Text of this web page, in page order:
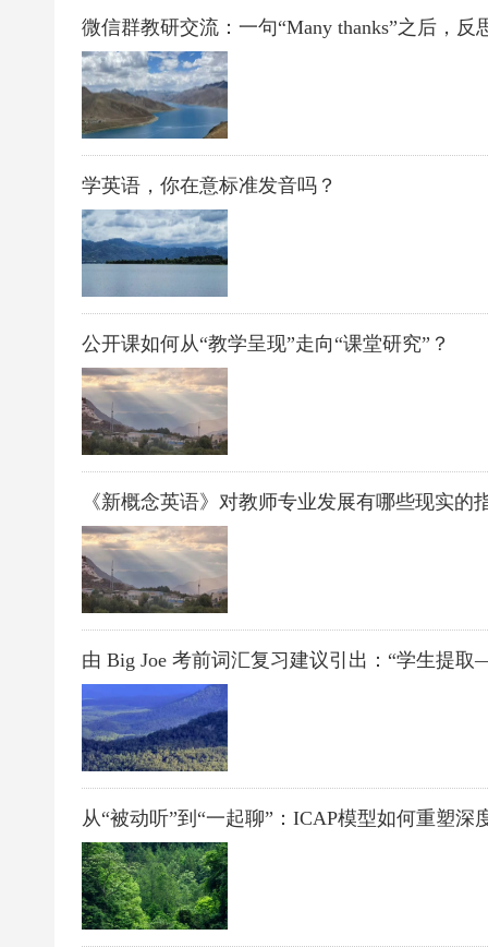
微信群教研交流：一句“Many thanks”之后，反
学英语，你在意标准发音吗？
公开课如何从“教学呈现”走向“课堂研究”？
《新概念英语》对教师专业发展有哪些现实的
由 Big Joe 考前词汇复习建议引出：“学生提
从“被动听”到“一起聊”：ICAP模型如何重塑深